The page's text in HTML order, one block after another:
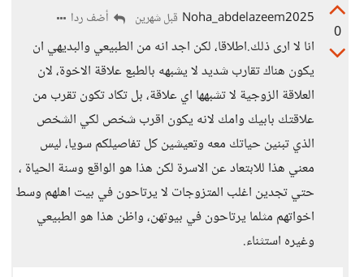
0
Noha_abdelazeem2025 قبل شهرين أضف ردا
انا لا ارى ذلك.اطلاقا، لكن اجد انه من الطبيعي والبديهي ان
يكون هناك تقارب شديد لا يشبهه بالطبع علاقة الاخوة، لان
العلاقة الزوجية لا تشبهها اي علاقة، بل تكاد تكون تقرب من
علاقتك بابيك وامك لانه يكون اقرب شخص لكي الشخص
الذي تبنين حياتك معه وتعيشين كل تفاصيلكم سويا، ليس
معني هذا للابتعاد عن الاسرة لكن هذا هو الواقع وسنة الحياة ،
حتي تجدين اغلب المتزوجات لا يرتاحون في بيت اهلهم وسط
اخواتهم مثلما يرتاحون في بيوتهن، واظن هذا هو الطبيعي
وغيره استثناء.